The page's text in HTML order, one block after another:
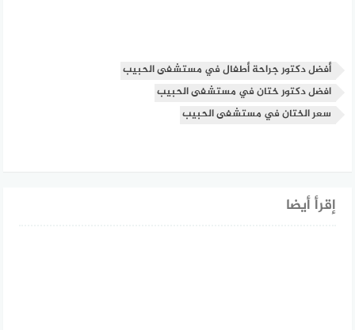
أفضل دكتور جراحة أطفال في مستشفى الحبيب
افضل دكتور ختان في مستشفى الحبيب
سعر الختان في مستشفى الحبيب
إقرأ أيضا